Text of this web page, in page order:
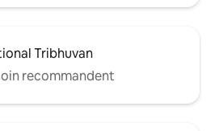
Tribhuvan
recommandent